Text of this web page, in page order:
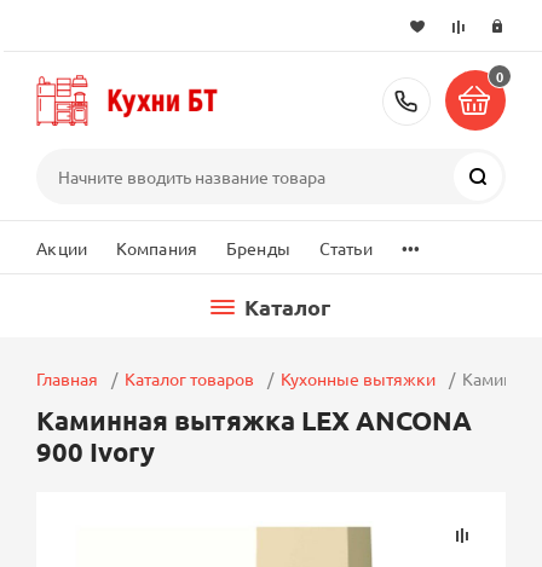
+7 (495)
0
Акции Компания Бренды Статьи ...
Каталог
Главная Каталог товаров Кухонные вытяжки
Каминная вытяжка LEX ANCONA
900 Ivory